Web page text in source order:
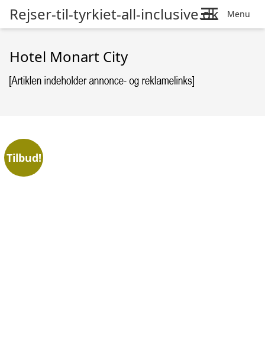
Rejser-til-tyrkiet-all-inclusive.dk Menu
Hotel Monart City
Tilbud!